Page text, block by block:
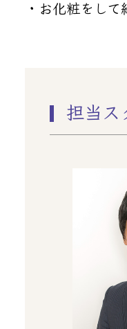
・お化粧をし
担当ス